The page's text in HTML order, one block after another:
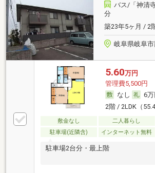
バス/「神清
分
築23年5ヶ月 / 2
岐阜県岐阜
5.60万円
管理費5,500円
なし
6
2階 / 2LDK（
敷金なし 二人暮らし
駐車場(近隣含)
インターネット無料
駐車場2台分・最上階